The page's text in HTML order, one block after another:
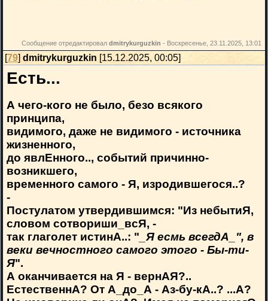
Сообщение отредактировал dmitrykurguzkin - Воскресенье, 23.11.2025, 13:01
[79]dmitrykurguzkin [15.12.2025, 00:05]
Есть...
А чего-кого не было, безо всякого
принципа,
видимого, даже не видимого - источника
жизненного,
до явлЕнного.., событий причинно-
возникшего,
временного самого - Я, изродившегося..?
-
Постулатом утвердившимся: "Из небытиЯ,
словом сотвориши_всЯ, -
так глаголет истинА..: " _Я есмь всегдА_", в
веки вечностного самого этого - Бы-ти-
Я".
А оканчивается на Я - вернАЯ?..
ЕстественнА? От А_до_А - Аз-бу-кА..? ...А?